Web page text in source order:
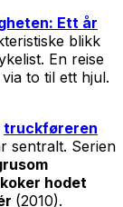
Ett år
blikk
En reise
to til ett hjul.
truckføreren
sentralt. Serien
hodet
(2010).